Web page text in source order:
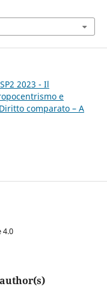
2023 - Il
e
comparato – A
4.0